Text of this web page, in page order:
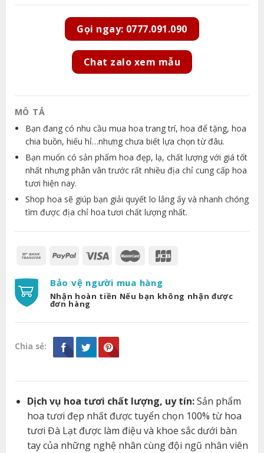
Gọi ngay: 0777.091.090
Chat zalo xem mẫu
MÔ TẢ
Bạn đang có nhu cầu mua hoa trang trí, hoa để tặng, hoa
chia buồn, hiếu hỉ…nhưng chưa biết lựa chọn từ đâu.
Bạn muốn có sản phẩm hoa đẹp, lạ, chất lượng với giá tốt
nhất nhưng phân vân trước rất nhiều địa chỉ cung cấp hoa
tươi hiện nay.
Shop hoa sẽ giúp bạn giải quyết lo lắng ấy và nhanh chóng
tìm được địa chỉ hoa tươi chất lượng nhất.
Bảo vệ người mua hàng
Nhận hoàn tiền Nếu bạn không nhận được
đơn hàng
Chia sẻ:
Dịch vụ hoa tươi chất lượng, uy tín:Sản phẩm
hoa tươi đẹp nhất được tuyển chọn 100% từ hoa
tươi Đà Lạt được làm điệu và khoe sắc dưới bàn
tay của những nghệ nhân cùng đội ngũ nhân viên